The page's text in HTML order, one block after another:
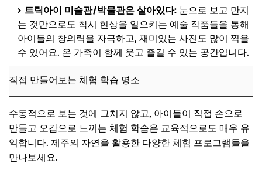
트릭아이 미술관/박물관은 살아있다: 눈으로 보고 만지
는 것만으로도 착시 현상을 일으키는 예술 작품들을 통해
아이들의 창의력을 자극하고, 재미있는 사진도 많이 찍을
수 있어요. 온 가족이 함께 웃고 즐길 수 있는 공간입니다.
직접 만들어보는 체험 학습 명소
수동적으로 보는 것에 그치지 않고, 아이들이 직접 손으로
만들고 오감으로 느끼는 체험 학습은 교육적으로도 매우 유
익합니다. 제주의 자연을 활용한 다양한 체험 프로그램들을
만나보세요.